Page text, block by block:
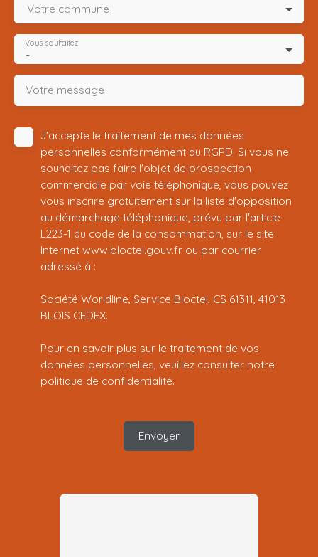
Votre commune
-
Vous souhaitez
Votre message
J'accepte le traitement de mes données
personnelles conformément au RGPD. Si vous ne
souhaitez pas faire l'objet de prospection
commerciale par voie téléphonique, vous pouvez
vous inscrire gratuitement sur la liste d'opposition
au démarchage téléphonique, prévu par l'article
L223-1 du code de la consommation, sur le site
Internet www.bloctel.gouv.fr ou par courrier
adressé à :
Société Worldline, Service Bloctel, CS 61311, 41013
BLOIS CEDEX.
Pour en savoir plus sur le traitement de vos
données personnelles, veuillez consulter notre
politique de confidentialité.
Envoyer